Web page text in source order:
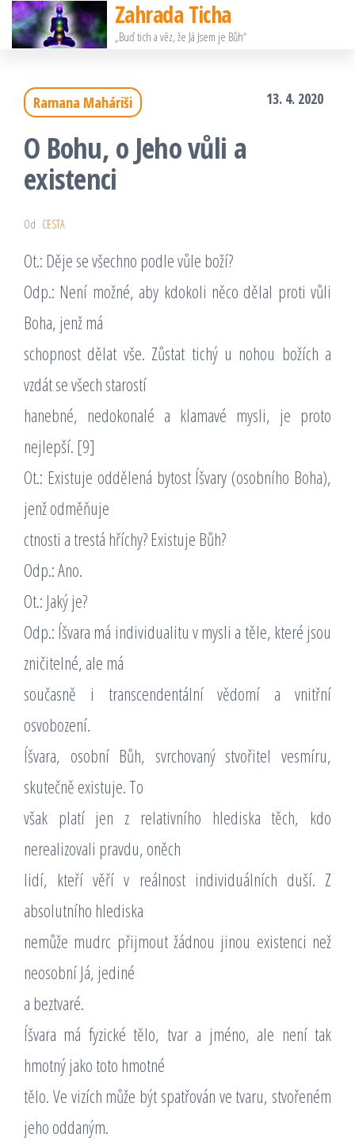
Přeskočit
na
Zahrada Ticha
„Buď tich a věz, že Já Jsem je Bůh“
Ramana Maháriši 13. 4. 2020
O Bohu, o Jeho vůli a
existenci
Od CESTA
Ot.: Děje se všechno podle vůle boží?
Odp.: Není možné, aby kdokoli něco dělal proti vůli
Boha, jenž má
schopnost dělat vše. Zůstat tichý u nohou božích a
vzdát se všech starostí
hanebné, nedokonalé a klamavé mysli, je proto
nejlepší. [9]
Ot.: Existuje oddělená bytost Íšvary (osobního Boha),
jenž odměňuje
ctnosti a trestá hříchy? Existuje Bůh?
Odp.: Ano.
Ot.: Jaký je?
Odp.: Íšvara má individualitu v mysli a těle, které jsou
zničitelné, ale má
současně i transcendentální vědomí a vnitřní
osvobození.
Íšvara, osobní Bůh, svrchovaný stvořitel vesmíru,
skutečně existuje. To
však platí jen z relativního hlediska těch, kdo
nerealizovali pravdu, oněch
lidí, kteří věří v reálnost individuálních duší. Z
absolutního hlediska
nemůže mudrc přijmout žádnou jinou existenci než
neosobní Já, jediné
a beztvaré.
Íšvara má fyzické tělo, tvar a jméno, ale není tak
hmotný jako toto hmotné
tělo. Ve vizích může být spatřován ve tvaru, stvořeném
jeho oddaným.